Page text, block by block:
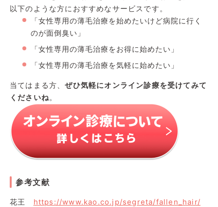
以下のような方におすすめなサービスです。
「女性専用の薄毛治療を始めたいけど病院に行く
のが面倒臭い」
「女性専用の薄毛治療をお得に始めたい」
「女性専用の薄毛治療を気軽に始めたい」
当てはまる方、ぜひ気軽にオンライン診療を受けてみて
くださいね。
参考文献
花王 https://www.kao.co.jp/segreta/fallen_hair/